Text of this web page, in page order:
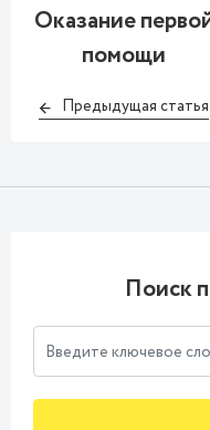
Оказание
помощи
Предыдущая статья
Поиск